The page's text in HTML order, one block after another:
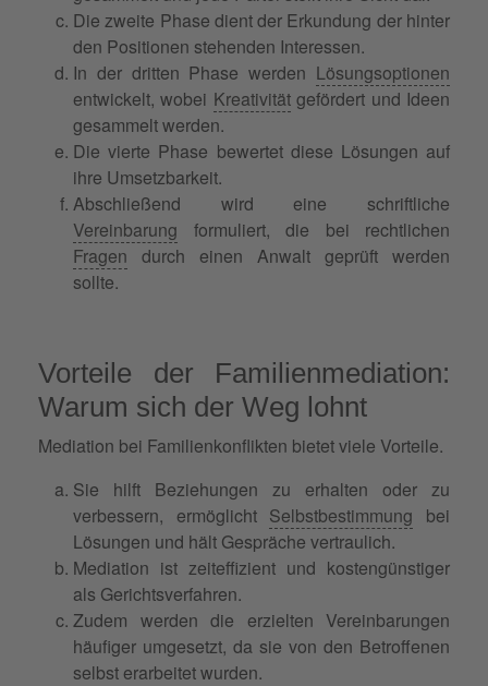
Die zweite Phase dient der Erkundung der hinter
den Positionen stehenden Interessen.
In der dritten Phase werden Lösungsoptionen
entwickelt, wobei Kreativitätgefördert und Ideen
gesammelt werden.
Die vierte Phase bewertet diese Lösungen auf
ihre Umsetzbarkeit.
Abschließend wird eine schriftliche
Vereinbarung formuliert, die bei rechtlichen
Fragen durch einen Anwalt geprüft werden
sollte.
Vorteile der Familienmediation:
Warum sich der Weg lohnt
Mediation bei Familienkonflikten bietet viele Vorteile.
Sie hilft Beziehungen zu erhalten oder zu
verbessern, ermöglicht Selbstbestimmung bei
Lösungen und hält Gespräche vertraulich.
Mediation ist zeiteffizient und kostengünstiger
als Gerichtsverfahren.
Zudem werden die erzielten Vereinbarungen
häufiger umgesetzt, da sie von den Betroffenen
selbst erarbeitet wurden.